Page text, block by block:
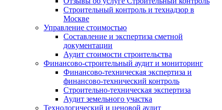
Строительный контроль и технадзор в
Москве
Управление стоимостью
Составление и экспертиза сметной
документации
Аудит стоимости строительства
Финансово-строительный аудит и мониторинг
Финансово-техническая экспертиза и
финансово-технический контроль
Строительно-техническая экспертиза
Аудит земельного участка
Технологический и ценовой аудит